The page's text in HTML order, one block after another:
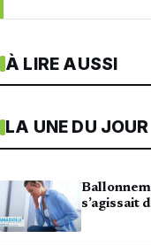
À LIRE AUSSI
LA UNE DU JOUR
s’agissait